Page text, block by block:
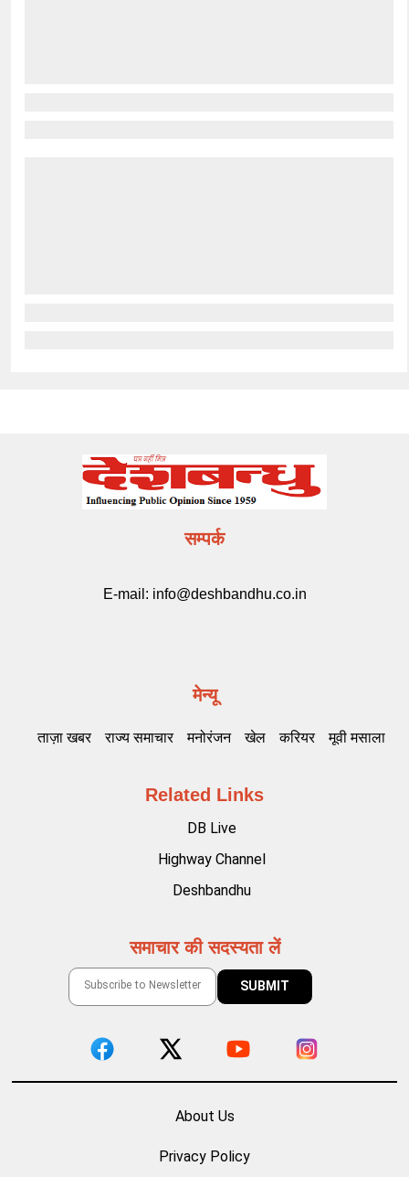
सम्पर्क
E-mail: info@deshbandhu.co.in
मेन्यू
ताज़ा खबर राज्य समाचार मनोरंजन खेल करियर मूवी मसाला
Related Links
DB Live
Highway Channel
Deshbandhu
समाचार की सदस्यता लें
About Us
Privacy Policy